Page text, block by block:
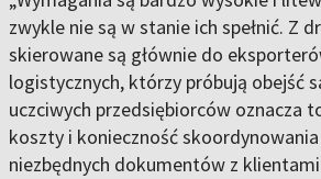
zwykle nie są w stanie ich spełnić. Z
skierowane są głównie do
logistycznych, którzy próbują obejść
uczciwych przedsiębiorców oznacza
koszty i konieczność
niezbędnych dokumentów z